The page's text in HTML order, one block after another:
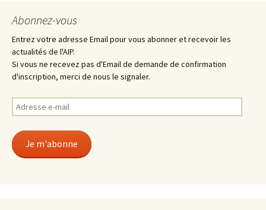
Abonnez-vous
Entrez votre adresse Email pour vous abonner et recevoir les
actualités de l'AIP.
Si vous ne recevez pas d'Email de demande de confirmation
d'inscription, merci de nous le signaler.
Adresse
e-
Je m'abonne